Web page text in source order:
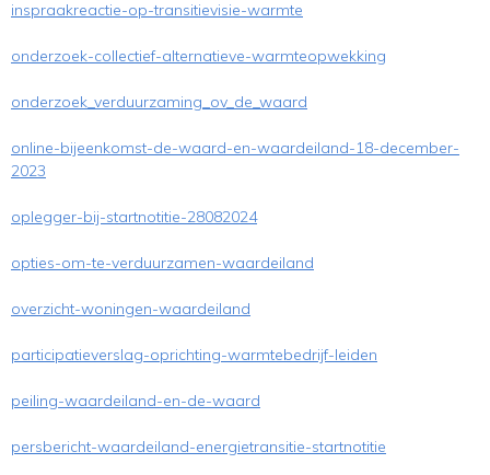
inspraakreactie-op-transitievisie-warmte
onderzoek-collectief-alternatieve-warmteopwekking
onderzoek_verduurzaming_ov_de_waard
online-bijeenkomst-de-waard-en-waardeiland-18-december-
2023
oplegger-bij-startnotitie-28082024
opties-om-te-verduurzamen-waardeiland
overzicht-woningen-waardeiland
participatieverslag-oprichting-warmtebedrijf-leiden
peiling-waardeiland-en-de-waard
persbericht-waardeiland-energietransitie-startnotitie